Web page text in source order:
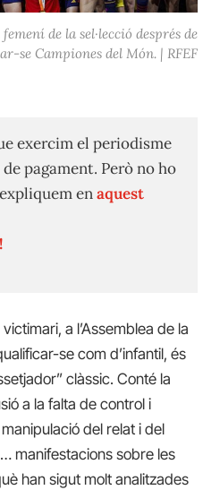
de la sel·lecció després de
se Campiones del Món. | RFEF
exercim el periodisme
pagament. Però no ho
enaquest
a l’Assemblea de la
se com d’infantil, és
clàssic. Conté la
a la falta de control i
del relat i del
manifestacions sobre les
han sigut molt analitzades